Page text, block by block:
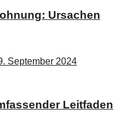
Ursachen
September 2024
Leitfaden